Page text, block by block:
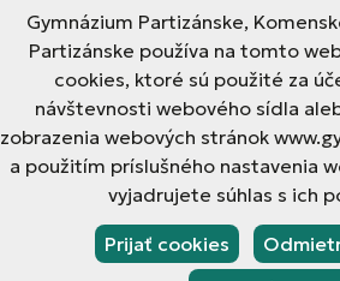
Gymnázium Partizánske,
Partizánske používa na tomto
cookies, ktoré sú použité za
návštevnosti webového sídla
zobrazenia webových stránok
a použitím príslušného nastavenia
vyjadrujete súhlas s ich
Prijať cookies